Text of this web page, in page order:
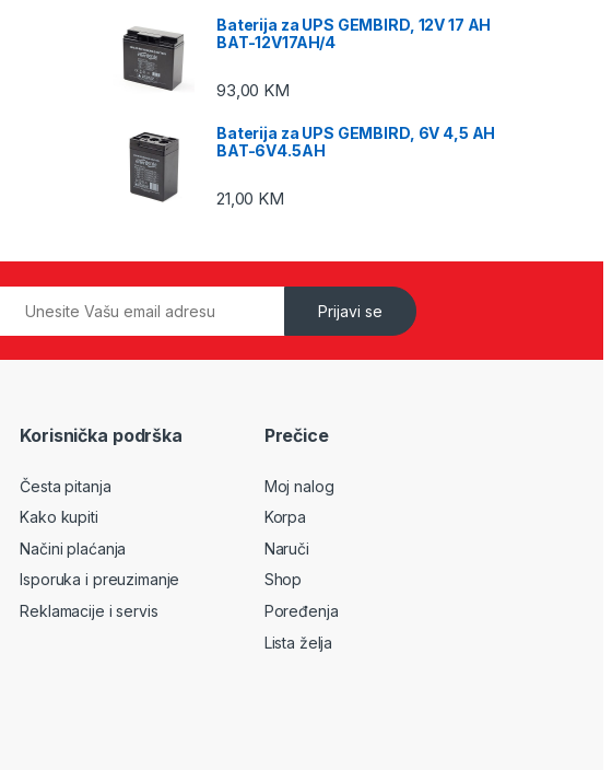
Baterija za UPS GEMBIRD, 12V 17 AH
BAT-12V17AH/4
93,00 KM
Baterija za UPS GEMBIRD, 6V 4,5 AH
BAT-6V4.5AH
21,00 KM
Prijavi se
Korisnička podrška
Česta pitanja
Kako kupiti
Načini plaćanja
Isporuka i preuzimanje
Reklamacije i servis
Prečice
Moj nalog
Korpa
Naruči
Shop
Poređenja
Lista želja